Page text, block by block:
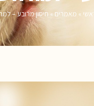
» מאמרים » חיסון מרובע –